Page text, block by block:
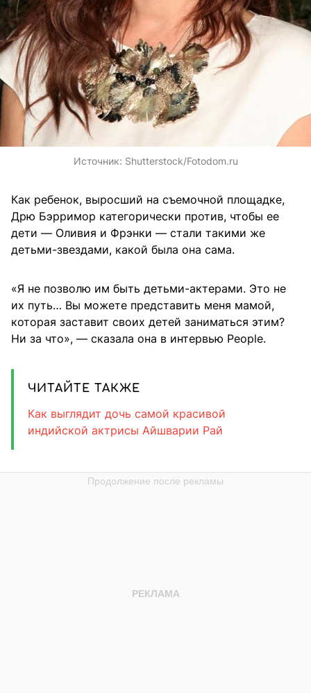
Источник: Shutterstock/Fotodom.ru
Как ребенок, выросший на съемочной площадке,
Дрю Бэрримор категорически против, чтобы ее
дети — Оливия и Фрэнки — стали такими же
детьми-звездами, какой была она сама.
«Я не позволю им быть детьми-актерами. Это не
их путь… Вы можете представить меня мамой,
которая заставит своих детей заниматься этим?
Ни за что», — сказала она в интервью People.
ЧИТАЙТЕ ТАКЖЕ
Как выглядит дочь самой красивой
индийской актрисы Айшварии Рай